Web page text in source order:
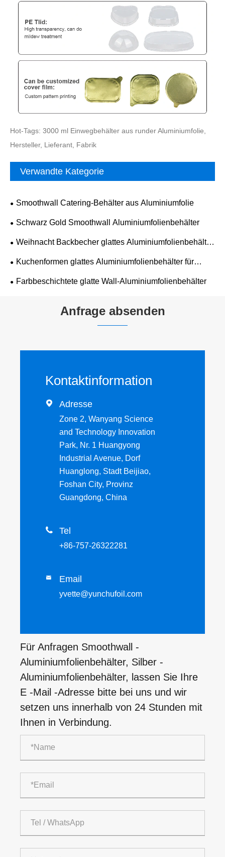
Hot-Tags: 3000 ml Einwegbehälter aus runder Aluminiumfolie,
Hersteller, Lieferant, Fabrik
Verwandte Kategorie
Smoothwall Catering-Behälter aus Aluminiumfolie
Schwarz Gold Smoothwall Aluminiumfolienbehälter
Weihnacht Backbecher glattes Aluminiumfolienbehälter
für Glattwall
Kuchenformen glattes Aluminiumfolienbehälter für
Glattwall
Farbbeschichtete glatte Wall-Aluminiumfolienbehälter
Anfrage absenden
Kontaktinformation
 Adresse
Zone 2, Wanyang Science
and Technology Innovation
Park, Nr. 1 Huangyong
Industrial Avenue, Dorf
Huanglong, Stadt Beijiao,
Foshan City, Provinz
Guangdong, China
 Tel
+86-757-26322281
 Email
yvette@yunchufoil.com
Für Anfragen Smoothwall -
Aluminiumfolienbehälter, Silber -
Aluminiumfolienbehälter, lassen Sie Ihre
E -Mail -Adresse bitte bei uns und wir
setzen uns innerhalb von 24 Stunden mit
Ihnen in Verbindung.